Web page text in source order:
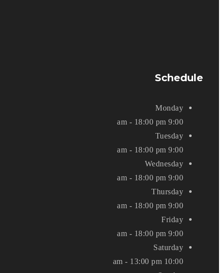
Schedule
Monday
9:00 am - 18:00 pm
Tuesday
9:00 am - 18:00 pm
Wednesday
9:00 am - 18:00 pm
Thursday
9:00 am - 18:00 pm
Friday
9:00 am - 18:00 pm
Saturday
10:00 am - 13:00 pm